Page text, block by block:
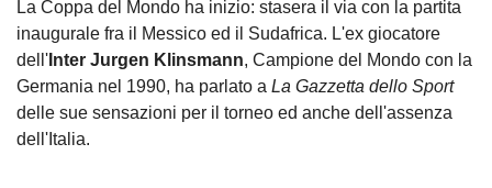
La Coppa del Mondo ha inizio: stasera il via con la partita
inaugurale fra il Messico ed il Sudafrica. L'ex giocatore
dell' Inter Jurgen Klinsmann, Campione del Mondo con la
Germania nel 1990, ha parlato a La Gazzetta dello Sport
delle sue sensazioni per il torneo ed anche dell'assenza
dell'Italia.